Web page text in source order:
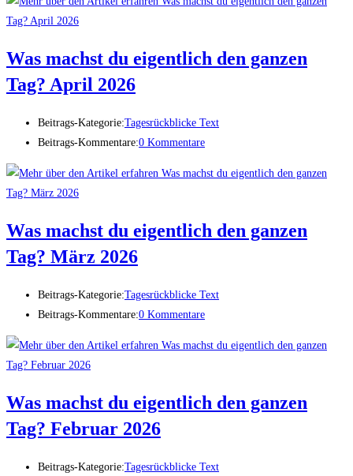
Was machst du eigentlich den ganzen
Tag? April 2026
Beitrags-Kategorie:Tagesrückblicke Text
Beitrags-Kommentare:0 Kommentare
Was machst du eigentlich den ganzen
Tag? März 2026
Beitrags-Kategorie:Tagesrückblicke Text
Beitrags-Kommentare:0 Kommentare
Was machst du eigentlich den ganzen
Tag? Februar 2026
Beitrags-Kategorie:Tagesrückblicke Text